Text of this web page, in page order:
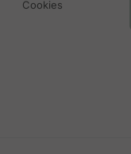
Cookies